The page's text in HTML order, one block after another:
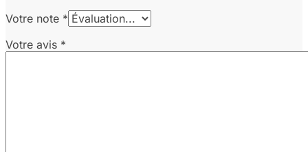
Votre note *
Votre avis *